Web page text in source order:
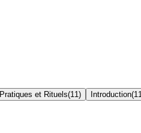
Pratiques et Rituels(11 ) Introduction(11